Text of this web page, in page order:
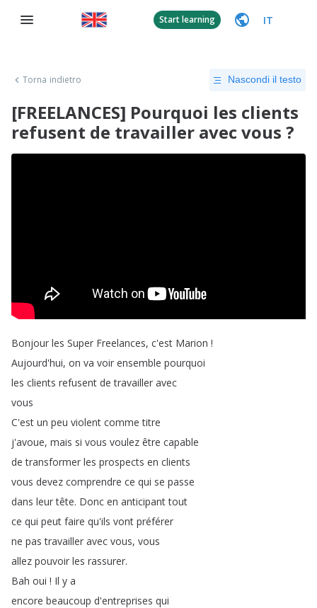
Start learning IT
Torna indietro Nascondi il testo
[FREELANCES] Pourquoi les clients
refusent de travailler avec vous ?
Bonjour les Super Freelances, c'est Marion !
Aujourd'hui, on va voir ensemble pourquoi
les clients refusent de travailler avec
vous
C'est un peu violent comme titre
j'avoue, mais si vous voulez être capable
de transformer les prospects en clients
vous devez comprendre ce qui se passe
dans leur tête. Donc en anticipant tout
ce qui peut faire qu'ils vont préférer
ne pas travailler avec vous, vous
allez pouvoir les rassurer.
Bah oui ! Il y a
encore beaucoup d'entreprises qui